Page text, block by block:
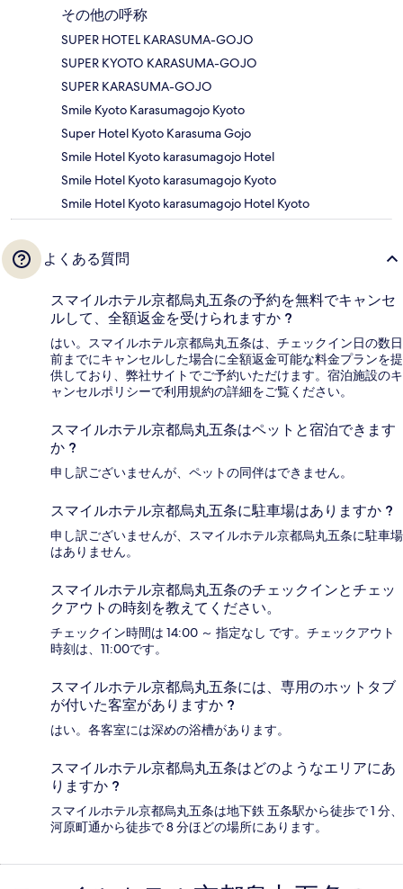
その他の呼称
SUPER HOTEL KARASUMA-GOJO
SUPER KYOTO KARASUMA-GOJO
SUPER KARASUMA-GOJO
Smile Kyoto Karasumagojo Kyoto
Super Hotel Kyoto Karasuma Gojo
Smile Hotel Kyoto karasumagojo Hotel
Smile Hotel Kyoto karasumagojo Kyoto
Smile Hotel Kyoto karasumagojo Hotel Kyoto
よくある質問
スマイルホテル京都烏丸五条の予約を無料でキャンセ
ルして、全額返金を受けられますか ?
はい。スマイルホテル京都烏丸五条は、チェックイン日の数日
前までにキャンセルした場合に全額返金可能な料金プランを提
供しており、弊社サイトでご予約いただけます。宿泊施設のキ
ャンセルポリシーで利用規約の詳細をご覧ください。
スマイルホテル京都烏丸五条はペットと宿泊できます
か ?
申し訳ございませんが、ペットの同伴はできません。
スマイルホテル京都烏丸五条に駐車場はありますか ?
申し訳ございませんが、スマイルホテル京都烏丸五条に駐車場
はありません。
スマイルホテル京都烏丸五条のチェックインとチェッ
クアウトの時刻を教えてください。
チェックイン時間は 14:00 ～ 指定なし です。チェックアウト
時刻は、11:00です。
スマイルホテル京都烏丸五条には、専用のホットタブ
が付いた客室がありますか ?
はい。各客室には深めの浴槽があります。
スマイルホテル京都烏丸五条はどのようなエリアにあ
りますか ?
スマイルホテル京都烏丸五条は地下鉄 五条駅から徒歩で 1 分、
河原町通から徒歩で 8 分ほどの場所にあります。